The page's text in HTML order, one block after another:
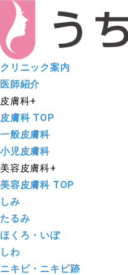
クリニック案内
医師紹介
皮膚科+
皮膚科 TOP
一般皮膚科
小児皮膚科
美容皮膚科+
美容皮膚科 TOP
しみ
たるみ
ほくろ・いぼ
しわ
ニキビ・ニキビ跡